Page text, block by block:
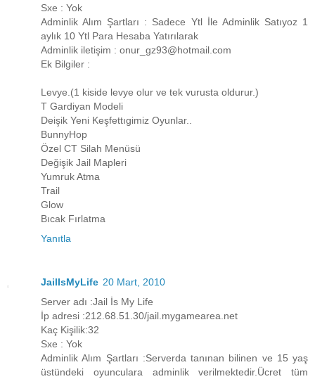
Sxe : Yok
Adminlik Alım Şartları : Sadece Ytl İle Adminlik Satıyoz 1
aylık 10 Ytl Para Hesaba Yatırılarak
Adminlik iletişim : onur_gz93@hotmail.com
Ek Bilgiler :
Levye.(1 kiside levye olur ve tek vurusta oldurur.)
T Gardiyan Modeli
Deişik Yeni Keşfettıgimiz Oyunlar..
BunnyHop
Özel CT Silah Menüsü
Değişik Jail Mapleri
Yumruk Atma
Trail
Glow
Bıcak Fırlatma
Yanıtla
JailIsMyLife 20 Mart, 2010
Server adı :Jail İs My Life
İp adresi :212.68.51.30/jail.mygamearea.net
Kaç Kişilik:32
Sxe : Yok
Adminlik Alım Şartları :Serverda tanınan bilinen ve 15 yaş
üstündeki oyunculara adminlik verilmektedir.Ücret tüm